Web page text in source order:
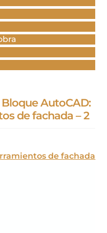
AutoCAD:
de fachada – 2
de fachada